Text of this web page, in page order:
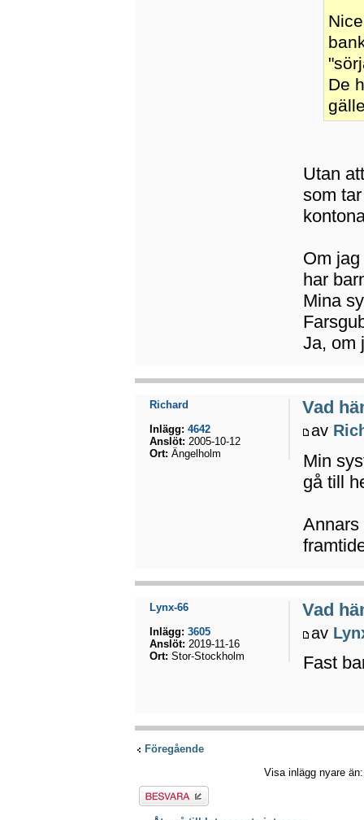
De
Utan
som
Om
har
Mina
Ja, om
Vad
av
Min
gå till
Annars
Richard
Inlägg: 4642
Anslöt: 2005-10-12
Ort: Ängelholm
Vad
av
Fast
Lynx-66
Inlägg: 3605
Anslöt: 2019-11-16
Ort: Stor-Stockholm
Föregående
Visa inlägg nyare
Besvara